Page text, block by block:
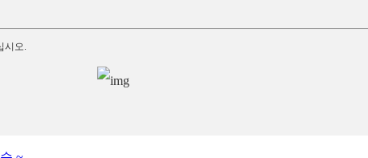
시오.